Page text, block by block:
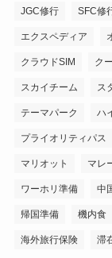
JGC修行 SFC修
エクスペディア
クラウドSIM ク
スカイチーム ス
テーマパーク ハ
プライオリティパス
マリオット マレ
ワーホリ準備 中
帰国準備 機内食
海外旅行保険 滞